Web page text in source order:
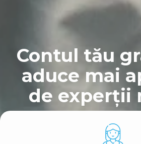
Contul tău
aduce mai
de experții